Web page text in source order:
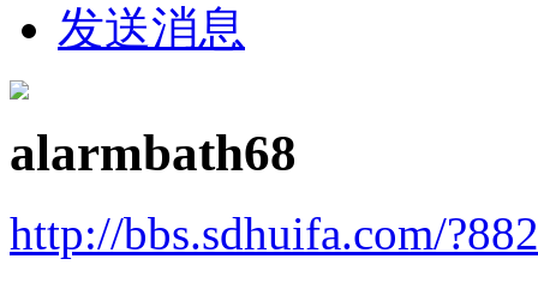
发送消息
alarmbath68
http://bbs.sdhuifa.com/